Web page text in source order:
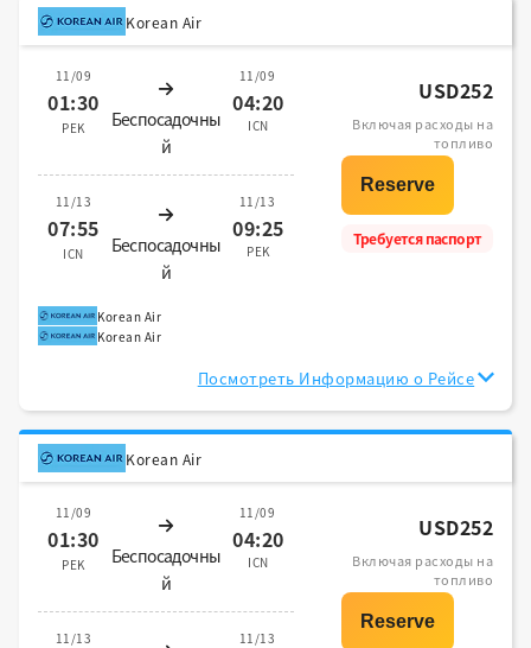
Korean Air
11/09
01:30
PEK
Беспосадочны
й
11/09
04:20
ICN
11/13
07:55
ICN
Беспосадочны
й
11/13
09:25
PEK
USD252
Включая расходы на
топливо
Требуется паспорт
Korean Air
Korean Air
Посмотреть Информацию о Рейсе
Korean Air
11/09
01:30
PEK
Беспосадочны
й
11/09
04:20
ICN
11/13 11/13
USD252
Включая расходы на
топливо